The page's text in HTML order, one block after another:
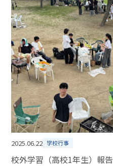
2025.06.22 学校行事
校外学習（高校1年生）報告